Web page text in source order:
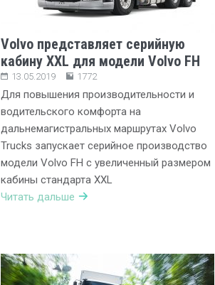
Volvo представляет серийную
кабину XXL для модели Volvo FH
13.05.2019 1772
Для повышения производительности и
водительского комфорта на
дальнемагистральных маршрутах Volvo
Trucks запускает серийное производство
модели Volvo FH с увеличенный размером
кабины стандарта XXL
Читать дальше